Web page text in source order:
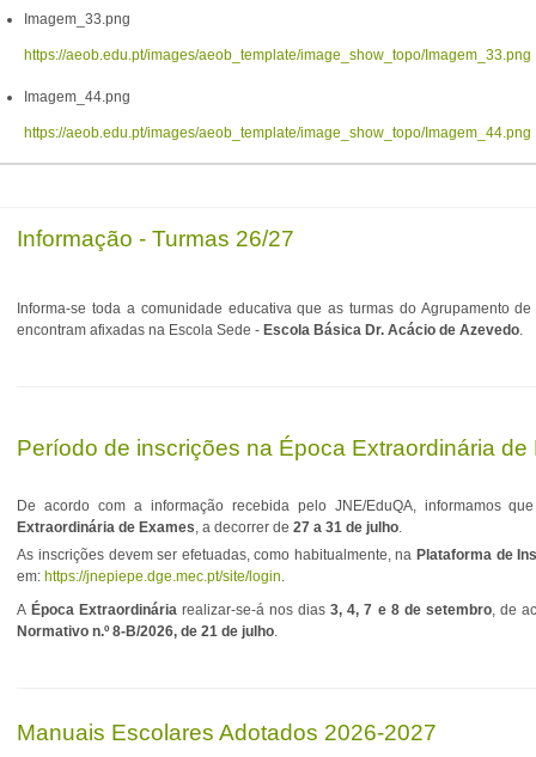
Imagem_33.png
https://aeob.edu.pt/images/aeob_template/image_show_topo/Imagem_33.png
Imagem_44.png
https://aeob.edu.pt/images/aeob_template/image_show_topo/Imagem_44.png
Informação - Turmas 26/27
Informa-se toda a comunidade educativa que as turmas do Agrupamento
encontram afixadas na Escola Sede - Escola Básica Dr. Acácio de Azevedo.
Período de inscrições na Época Extraordinária de
De acordo com a informação recebida pelo JNE/EduQA, informamos
Extraordinária de Exames, a decorrer de27 a 31 de julho.
As inscrições devem ser efetuadas, como habitualmente, na Plataforma de
em: https://jnepiepe.dge.mec.pt/site/login.
A Época Extraordináriarealizar‑se‑á nos dias3, 4, 7 e 8 de setembro, de
Normativo n.º 8‑B/2026, de 21 de julho.
Manuais Escolares Adotados 2026-2027